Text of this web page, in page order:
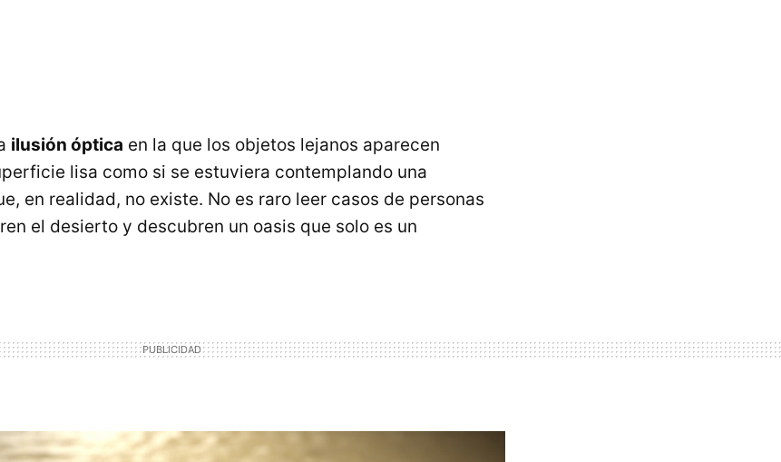
ilusión óptica en la que los objetos lejanos aparecen
lisa como si se estuviera contemplando una
en realidad, no existe. No es raro leer casos de personas
el desierto y descubren un oasis que solo es un